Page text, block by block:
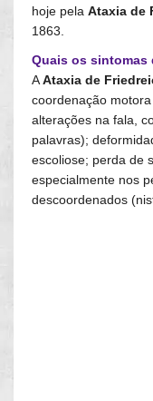
hoje pela Ataxia de
1863.
Quais os sintomas
AAtaxia de
coordenação
alterações na fala,
palavras);
escoliose; perda de
especialmente nos
descoordenados